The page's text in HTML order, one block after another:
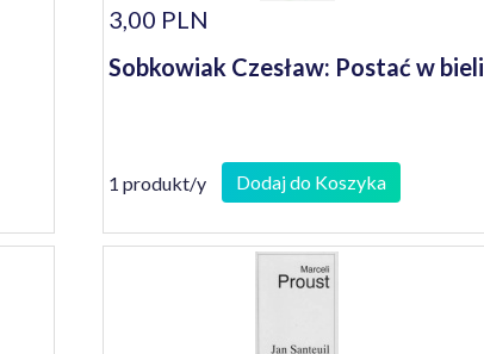
3,00 PLN
Sobkowiak Czesław: Postać w bieli
1 produkt/y Dodaj do Koszyka